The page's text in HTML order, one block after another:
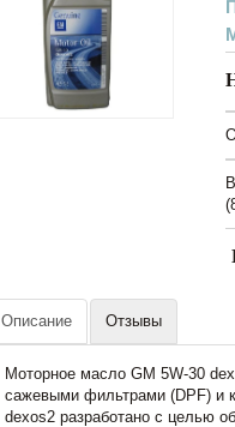
Описание Отзывы
Моторное масло GM 5W-30
сажевыми фильтрами (DPF) и
dexos2 разработано с целью